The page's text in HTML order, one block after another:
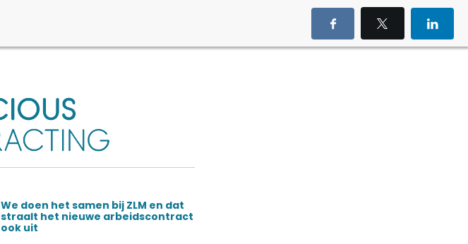
We doen het samen bij ZLM en dat
straalt het nieuwe arbeidscontract
ook uit